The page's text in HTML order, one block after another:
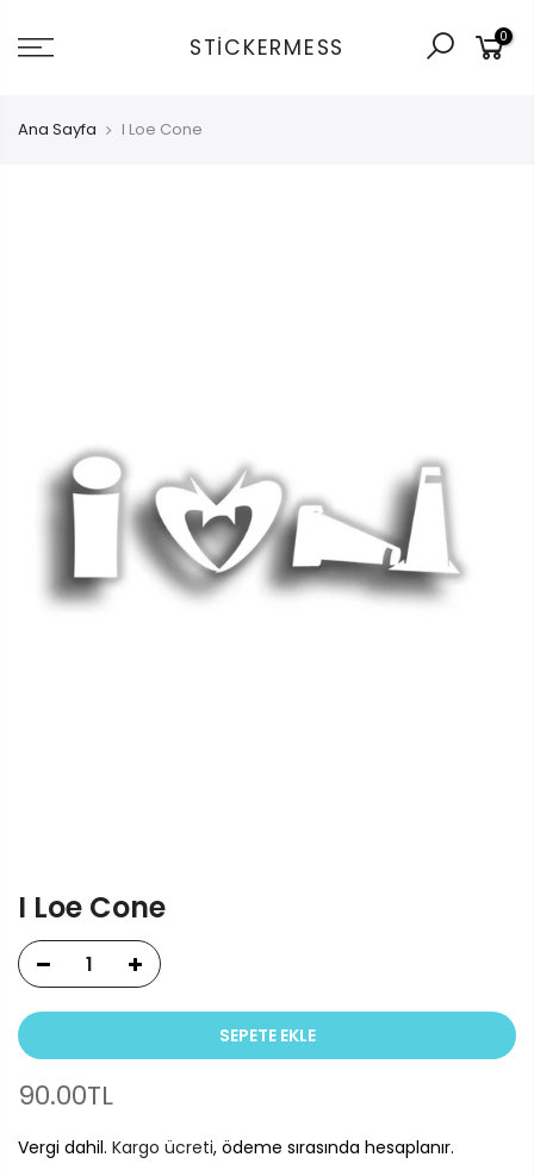
git
STICKERMESS 0
Ana Sayfa I Loe Cone
I Loe Cone
SEPETE EKLE
90.00TL
Vergi dahil. Kargo ücreti, ödeme sırasında hesaplanır.